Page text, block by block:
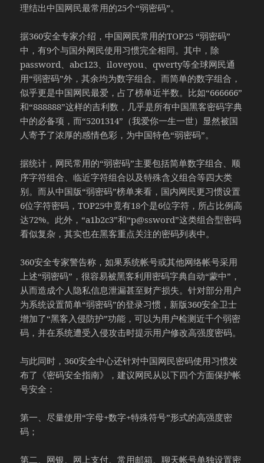
理结出中国网民最常用的25个“弱密码”。
据360安全专家介绍，中国网民常用的TOP25 “弱密码”
中，有9个与国外网民使用习惯完全相同。其中，除
password、abc123、iloveyou、qwerty等全球网民通
用“弱密码”外，其余均为数字组合。而简单的数字组合，
似乎更是中国网民最爱，占了榜单近半数。比如“666666”
和“888888”这样的吉利数，几乎是所有中国黑客密码字典
中的必备项，而“5201314”（我爱你一生一世）显然被国
人寄予了浓厚的感情色彩，为中国特色“弱密码”。
据统计，网民常用的“弱密码”主要包括简单数字组合、顺
序字符组合、临近字符组合以及特殊含义组合等四大类
别。而从中国版“弱密码”榜单来看，国内网民更习惯设置
6位字符密码，TOP25中竟有18个是6位字符，所占比例高
达72%。此外，“a1b2c3”和“p@ssword”这类组合型密码
看似复杂，其实也在黑客重点关注的密码列表中。
360安全专家警告称，如果系统帐号或其他网络帐号采用
上述“弱密码”，很容易被黑客利用密码字典自动“蒙中”，
从而造成个人隐私信息泄漏甚至财产损失。针对部分用户
为系统设置简单“弱密码”的登录习惯，新版360安全卫士
增加了“黑客入侵防护”功能，可以为用户检测近千个弱密
码，并在系统遭受入侵攻击时提示用户修改高强度密码。
与此同时，360安全中心还针对中国网民密码使用习惯发
布了《密码安全指南》，建议网民从以下四个方面保护帐
号安全：
第一、尽量使用“字母+数字+特殊符号”形式的高强度密
码；
第二、网银、网上支付、常用邮箱、聊天帐号单独设置密